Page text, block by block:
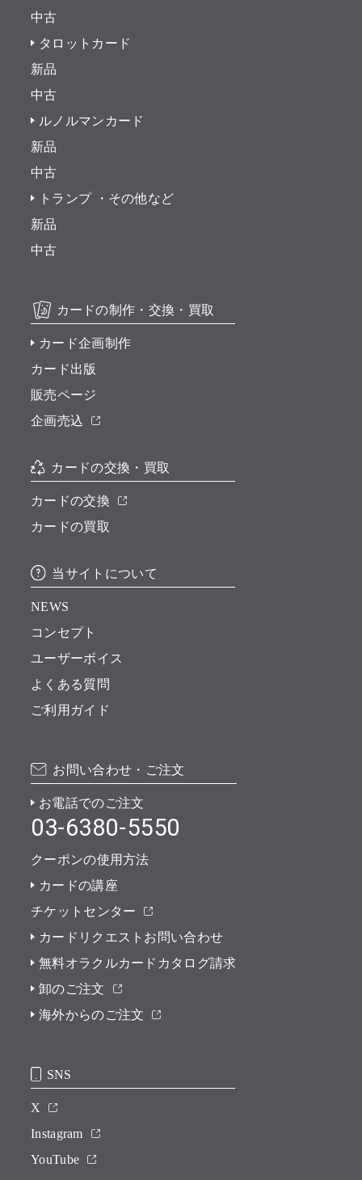
中古
タロットカード
新品
中古
ルノルマンカード
新品
中古
トランプ ・その他など
新品
中古
カードの制作・交換・買取
カード企画制作
カード出版
販売ページ
企画売込
カードの交換・買取
カードの交換
カードの買取
当サイトについて
NEWS
コンセプト
ユーザーボイス
よくある質問
ご利用ガイド
お問い合わせ・ご注文
お電話でのご注文
03-6380-5550
クーポンの使用方法
カードの講座
チケットセンター
カードリクエストお問い合わせ
無料オラクルカードカタログ請求
卸のご注文
海外からのご注文
SNS
X
Instagram
YouTube